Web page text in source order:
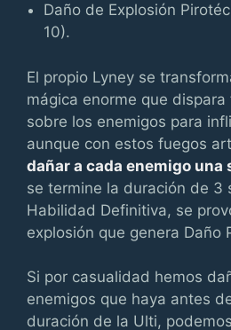
Daño de Explosión
10).
El propio Lyney se
mágica enorme que
sobre los enemigos para
aunque con estos fuegos
dañar a cada enemigo una
se termine la duración de 3
Habilidad Definitiva, se
explosión que genera Daño
Si por casualidad hemos
enemigos que haya antes
duración de la Ulti,